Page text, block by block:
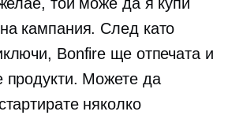
кампания. След като
Bonfire ще отпечата и
продукти. Можете да
няколко